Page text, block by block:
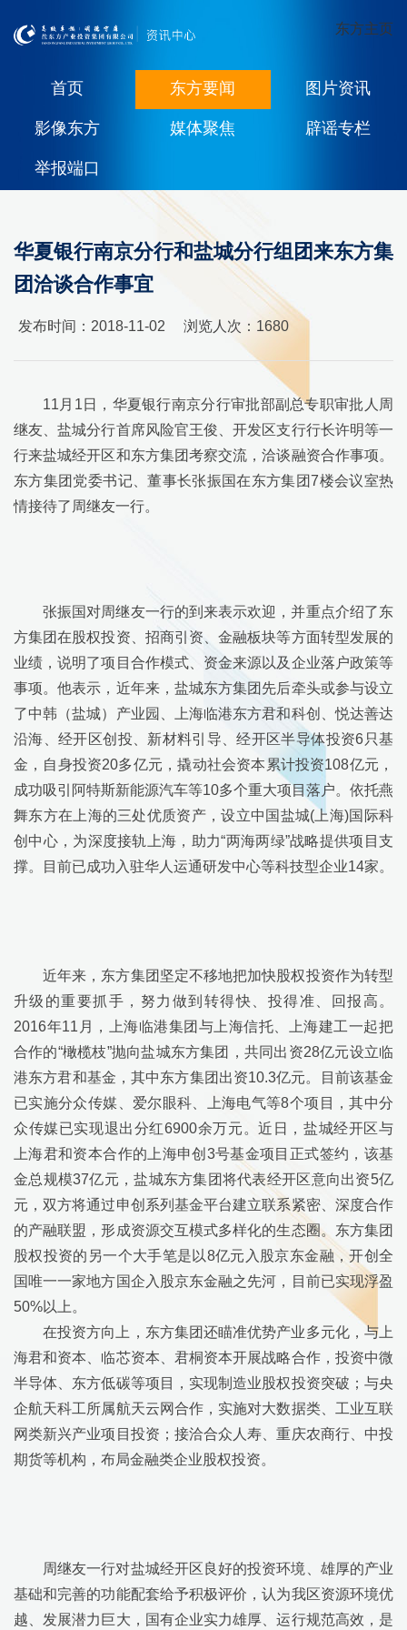
东方主页
首页 东方要闻 图片资讯
影像东方 媒体聚焦 辟谣专栏
举报端口
华夏银行南京分行和盐城分行组团来东方集
团洽谈合作事宜
发布时间：2018-11-02 浏览人次： 1680
11 月 1 日，华夏银行南京分行审批部副总专职审批人周
继友、盐城分行首席风险官王俊、开发区支行行长许明等一
行来盐城经开区和东方集团考察交流，洽谈融资合作事项。
东方集团党委书记、董事长张振国在东方集团7楼会议室热
情接待了周继友一行。
张振国对周继友一行的到来表示欢迎，并重点介绍了东
方集团在股权投资、招商引资、金融板块等方面转型发展的
业绩，说明了项目合作模式、资金来源以及企业落户政策等
事项。他表示，近年来，盐城东方集团先后牵头或参与设立
了中韩（盐城）产业园、上海临港东方君和科创、悦达善达
沿海、经开区创投、新材料引导、经开区半导体投资6 只基
金，自身投资20多亿元，撬动社会资本累计投资108亿元，
成功吸引阿特斯新能源汽车等10多个重大项目落户。依托燕
舞东方在上海的三处优质资产，设立中国盐城( 上海)国际科
创中心，为深度接轨上海，助力“两海两绿”战略提供项目支
撑。目前已成功入驻华人运通研发中心等科技型企业14家。
近年来，东方集团坚定不移地把加快股权投资作为转型
升级的重要抓手，努力做到转得快、投得准、回报高。
2016年11 月，上海临港集团与上海信托、上海建工一起把
合作的“橄榄枝”抛向盐城东方集团，共同出资28亿元设立临
港东方君和基金，其中东方集团出资10.3亿元。目前该基金
已实施分众传媒、爱尔眼科、上海电气等8个项目，其中分
众传媒已实现退出分红6900余万元。近日，盐城经开区与
上海君和资本合作的上海申创 3号基金项目正式签约，该基
金总规模37亿元，盐城东方集团将代表经开区意向出资5亿
元，双方将通过申创系列基金平台建立联系紧密、深度合作
的产融联盟，形成资源交互模式多样化的生态圈。东方集团
股权投资的另一个大手笔是以8亿元入股京东金融，开创全
国唯一一家地方国企入股京东金融之先河，目前已实现浮盈
50%以上。
在投资方向上，东方集团还瞄准优势产业多元化，与上
海君和资本、临芯资本、君桐资本开展战略合作，投资中微
半导体、东方低碳等项目，实现制造业股权投资突破；与央
企航天科工所属航天云网合作，实施对大数据类、工业互联
网类新兴产业项目投资；接洽合众人寿、重庆农商行、中投
期货等机构，布局金融类企业股权投资。
周继友一行对盐城经开区良好的投资环境、雄厚的产业
基础和完善的功能配套给予积极评价，认为我区资源环境优
越、发展潜力巨大，国有企业实力雄厚、运行规范高效，是